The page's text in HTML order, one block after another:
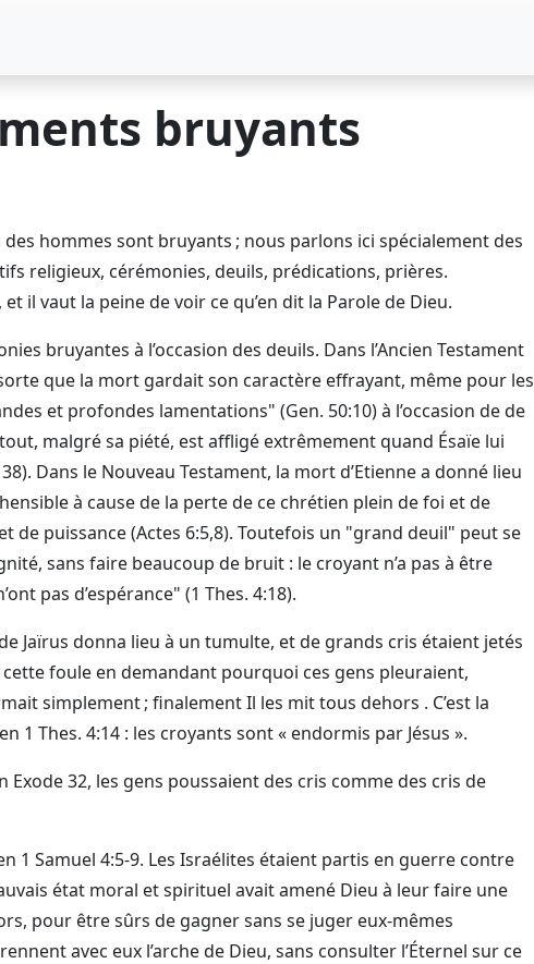
bruyants
hommes sont bruyants ; nous parlons ici spécialement des
religieux, cérémonies, deuils, prédications, prières.
et il vaut la peine de voir ce qu’en dit la Parole de Dieu.
bruyantes à l’occasion des deuils. Dans l’Ancien Testament
sorte que la mort gardait son caractère effrayant, même pour les
et profondes lamentations" (Gen. 50:10) à l’occasion de de
malgré sa piété, est affligé extrêmement quand Ésaïe lui
Dans le Nouveau Testament, la mort d’Etienne a donné lieu
à cause de la perte de ce chrétien plein de foi et de
de puissance (Actes 6:5,8). Toutefois un "grand deuil" peut se
sans faire beaucoup de bruit : le croyant n’a pas à être
pas d’espérance" (1 Thes. 4:18).
Jaïrus donna lieu à un tumulte, et de grands cris étaient jetés
foule en demandant pourquoi ces gens pleuraient,
simplement ; finalement Il les mit tous dehors . C’est la
1 Thes. 4:14 : les croyants sont « endormis par Jésus ».
Exode 32, les gens poussaient des cris comme des cris de
1 Samuel 4:5-9. Les Israélites étaient partis en guerre contre
état moral et spirituel avait amené Dieu à leur faire une
pour être sûrs de gagner sans se juger eux-mêmes
avec eux l’arche de Dieu, sans consulter l’Éternel sur ce